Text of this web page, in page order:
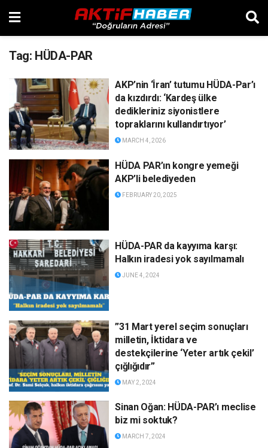
Tag: HÜDA-PAR
AKP’nin ‘İran’ tutumu HÜDA-Par’ı
da kızdırdı: ‘Kardeş ülke
dedikleriniz siyonistlere
topraklarını kullandırtıyor’
MARCH 4, 2026
HÜDA PAR’ın kongre yemeği
AKP’li belediyeden
FEBRUARY 20, 2025
HÜDA-PAR da kayyıma karşı:
Halkın iradesi yok sayılmamalı
JUNE 4, 2024
”31 Mart yerel seçim sonuçları
milletin, İktidara ve
destekçilerine ‘Yeter artık çekil’
çığlığıdır”
MAY 2, 2024
Sinan Oğan: HÜDA-PAR’ı meclise
biz mi soktuk?
MARCH 7, 2024